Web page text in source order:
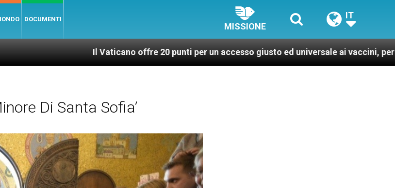
DOCUMENTI
MISSIONE
IT
Il Vaticano offre 20 punti per un accesso giusto ed universale ai vaccini, per un mondo più
Di Santa Sofia’